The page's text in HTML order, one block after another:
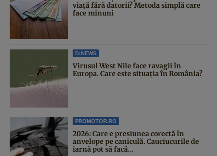
viață fără datorii? Metoda simplă care
face minuni
D:NEWS
Virusul West Nile face ravagii în
Europa. Care este situația în România?
PROMOTOR.RO
2026: Care e presiunea corectă în
anvelope pe caniculă. Cauciucurile de
iarnă pot să facă...